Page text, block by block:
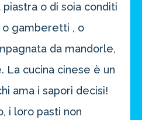
o di soia conditi
o gamberetti , o
da mandorle,
La cucina cinese è un
ama i sapori decisi!
i loro pasti non